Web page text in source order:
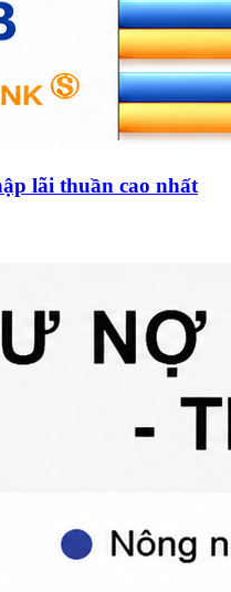
lãi thuần cao nhất